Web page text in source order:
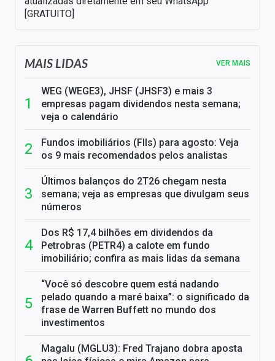
[GRATUITO]
MAIS LIDAS VER MAIS
WEG (WEGE3), JHSF (JHSF3) e mais 3
empresas pagam dividendos nesta semana;
veja o calendário
Fundos imobiliários (FIIs) para agosto: Veja
os 9 mais recomendados pelos analistas
Últimos balanços do 2T26 chegam nesta
semana; veja as empresas que divulgam seus
números
Dos R$ 17,4 bilhões em dividendos da
Petrobras (PETR4) a calote em fundo
imobiliário; confira as mais lidas da semana
“Você só descobre quem está nadando
pelado quando a maré baixa”: o significado da
frase de Warren Buffett no mundo dos
investimentos
Magalu (MGLU3): Fred Trajano dobra aposta